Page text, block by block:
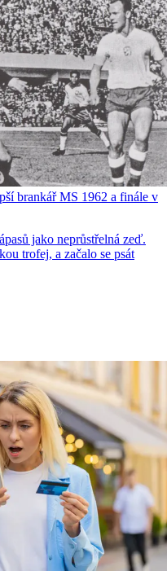
brankář MS 1962 a finále v
jako neprůstřelná zeď.
trofej, a začalo se psát